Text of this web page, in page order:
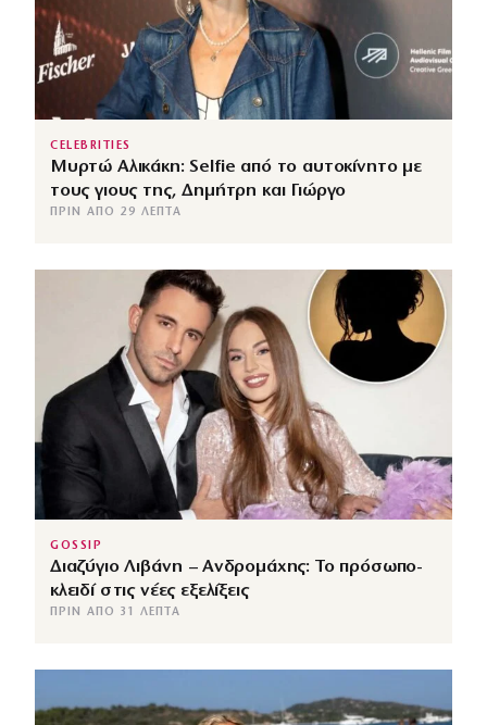
CELEBRITIES
Μυρτώ Αλικάκη: Selfie από το αυτοκίνητο με
τους γιους της, Δημήτρη και Γιώργο
ΠΡΙΝ ΑΠΌ 29 ΛΕΠΤΆ
GOSSIP
Διαζύγιο Λιβάνη – Ανδρομάχης: Το πρόσωπο-
κλειδί στις νέες εξελίξεις
ΠΡΙΝ ΑΠΌ 31 ΛΕΠΤΆ